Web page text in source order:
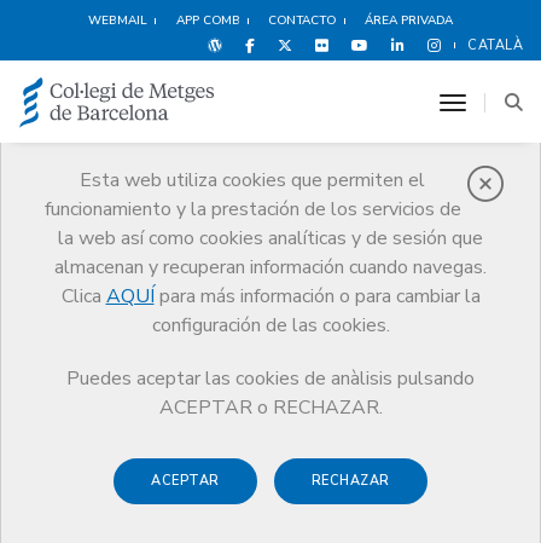
WEBMAIL APP COMB CONTACTO ÁREA PRIVADA
CATALÀ
Esta web utiliza cookies que permiten el
funcionamiento y la prestación de los servicios de
la web así como cookies analíticas y de sesión que
almacenan y recuperan información cuando navegas.
Clica AQUÍ para más información o para cambiar la
configuración de las cookies.
Puedes aceptar las cookies de anàlisis pulsando
ACEPTAR o RECHAZAR.
ACEPTAR RECHAZAR
toggle
Premios
El CoMB Guardonat Edició 2016
Guardonat Edició 2016